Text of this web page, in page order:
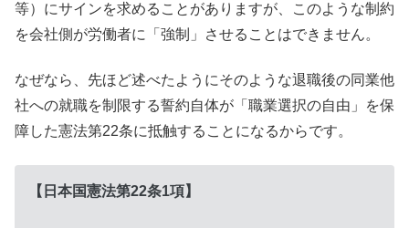
等）にサインを求めることがありますが、このような制約
を会社側が労働者に「強制」させることはできません。
なぜなら、先ほど述べたようにそのような退職後の同業他
社への就職を制限する誓約自体が「職業選択の自由」を保
障した憲法第22条に抵触することになるからです。
【日本国憲法第22条1項】